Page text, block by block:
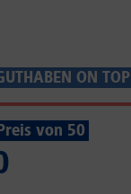
ON TOP
von 50